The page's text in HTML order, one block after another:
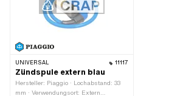
UNIVERSAL 11117
Zündspule extern blau
Hersteller: Piaggio · Lochabstand: 33
mm · Verwendungsort: Extern